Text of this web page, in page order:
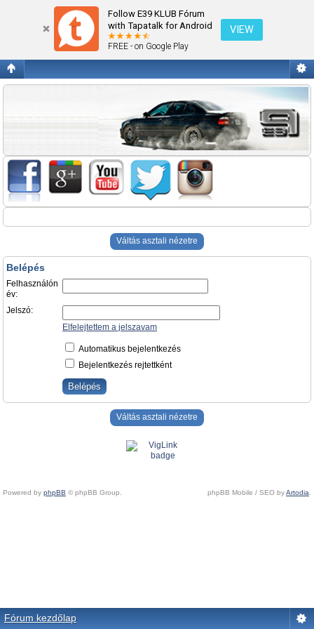
Follow E39 KLUB Fórum
with Tapatalk for Android
FREE - on Google Play
VIEW
Belépés
Váltás asztali nézetre
Belépés
Felhasználón
év:
Jelszó:
Elfelejtettem a jelszavam
Automatikus bejelentkezés
Bejelentkezés rejtettként
Váltás asztali nézetre
Powered by phpBB © phpBB Group. phpBB Mobile / SEO byArtodia.
Fórum kezdőlap